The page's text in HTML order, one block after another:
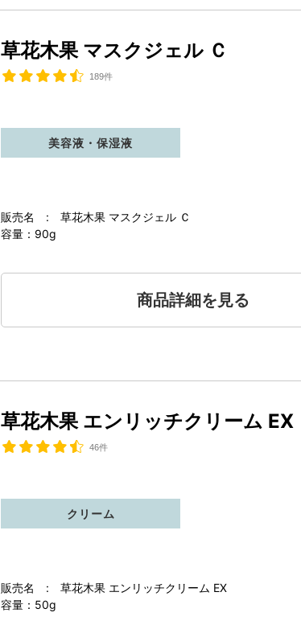
草花木果 マスクジェル Ｃ
189件
販売名 : 草花木果 マスクジェル Ｃ
容量：90g
美容液・保湿液
商品詳細を見る
草花木果 エンリッチクリーム EX
46件
販売名 : 草花木果 エンリッチクリーム EX
容量：50g
クリーム